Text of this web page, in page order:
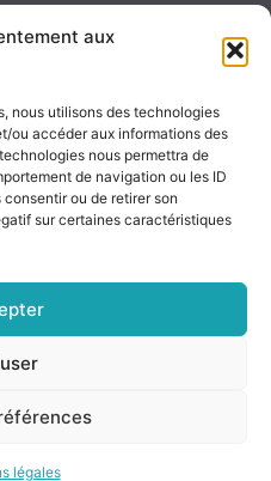
aux
nous utilisons des technologies
ou accéder aux informations des
nous permettra de
de navigation ou les ID
ou de retirer son
sur certaines caractéristiques
légales